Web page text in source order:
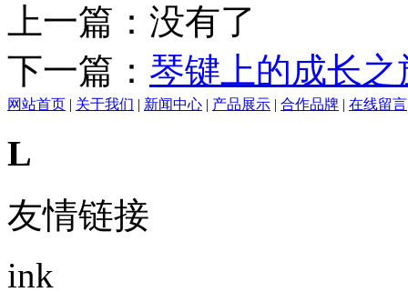
上一篇：没有了
下一篇： 琴键上的成长
网站首页 | 关于我们 | 新闻中心 | 产品展示 | 合作品牌 | 在线留言
L
友情链接
ink